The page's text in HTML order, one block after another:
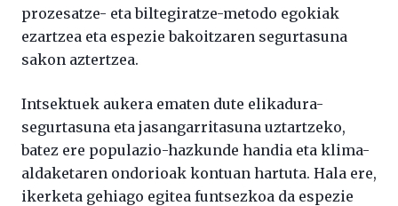
prozesatze- eta biltegiratze-metodo egokiak
ezartzea eta espezie bakoitzaren segurtasuna
sakon aztertzea.
Intsektuek aukera ematen dute elikadura-
segurtasuna eta jasangarritasuna uztartzeko,
batez ere populazio-hazkunde handia eta klima-
aldaketaren ondorioak kontuan hartuta. Hala ere,
ikerketa gehiago egitea funtsezkoa da espezie